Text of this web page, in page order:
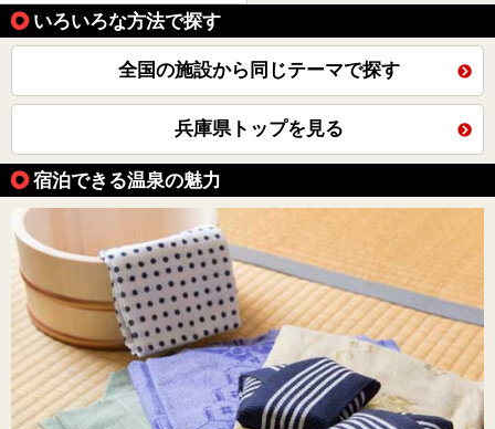
いろいろな方法で探す
全国の施設から同じテーマで探す
兵庫県トップを見る
宿泊できる温泉の魅力